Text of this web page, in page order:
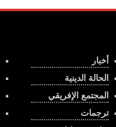
أخبار
الحالة الدينية
المجتمع الإفريقي
ترجمات